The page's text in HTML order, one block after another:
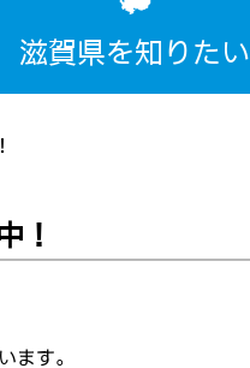
滋賀県を知りたい
！
ます。